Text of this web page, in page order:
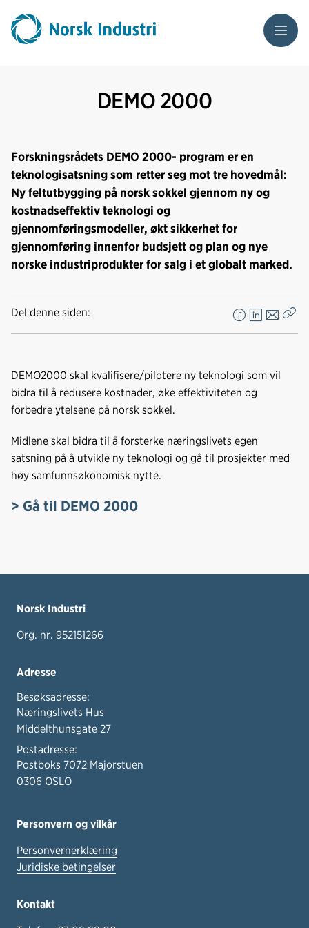
Meny
DEMO 2000
Forskningsrådets DEMO 2000- program er en
teknologisatsning som retter seg mot tre hovedmål:
Ny feltutbygging på norsk sokkel gjennom ny og
kostnadseffektiv teknologi og
gjennomføringsmodeller, økt sikkerhet for
gjennomføring innenfor budsjett og plan og nye
norske industriprodukter for salg i et globalt marked.
Del denne siden:
F
a
e
b
k
L
i
k
e
n
E
-
o
DEMO2000 skal kvalifisere/pilotere ny teknologi som vil
bidra til å redusere kostnader, øke effektiviteten og
forbedre ytelsene på norsk sokkel.
Midlene skal bidra til å forsterke næringslivets egen
satsning på å utvikle ny teknologi og gå til prosjekter med
høy samfunnsøkonomisk nytte.
> Gå til DEMO 2000
Norsk Industri
Org. nr. 952151266
Adresse
Besøksadresse:
Næringslivets Hus
Middelthunsgate 27
Postadresse:
Postboks 7072 Majorstuen
0306 OSLO
Personvern og vilkår
Personvernerklæring
Juridiske betingelser
Kontakt